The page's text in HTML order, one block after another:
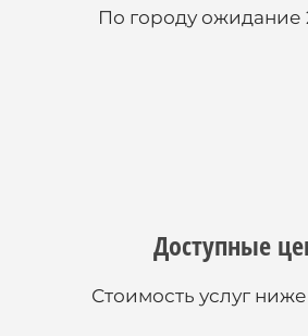
По городу ожидание
Доступные
Стоимость услуг ниже